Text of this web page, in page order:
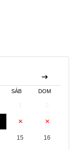
SÁB DOM
8 9
15 16